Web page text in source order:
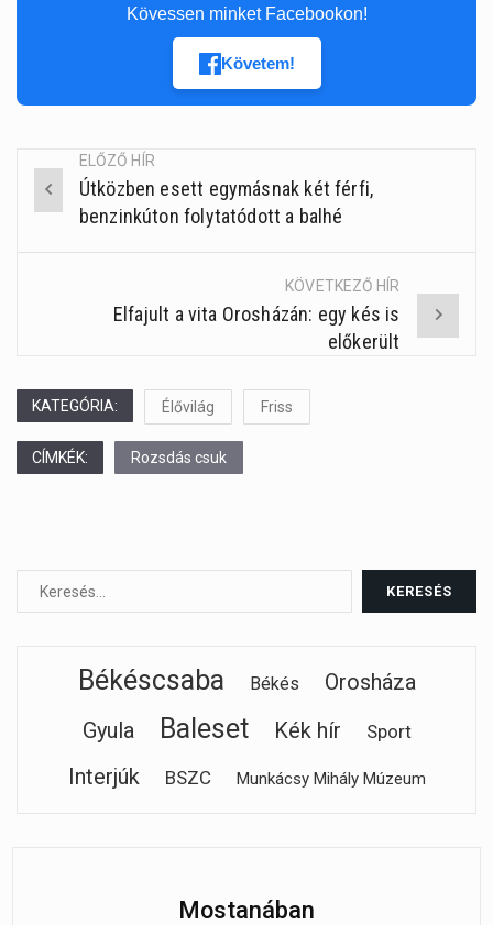
Kövessen minket Facebookon!
Követem!
Post
navigation
ELŐZŐ HÍR
Útközben esett egymásnak két férfi,
benzinkúton folytatódott a balhé
KÖVETKEZŐ HÍR
Elfajult a vita Orosházán: egy kés is
előkerült
KATEGÓRIA: Élővilág Friss
CÍMKÉK: Rozsdás csuk
Békéscsaba Békés
Orosháza
Gyula
Baleset Kék hír Sport
Interjúk BSZC Munkácsy Mihály Múzeum
Mostanában